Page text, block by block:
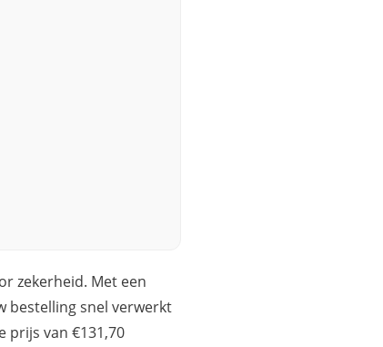
zekerheid. Met een
bestelling snel verwerkt
prijs van €131,70